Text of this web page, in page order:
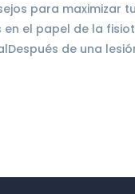
para maximizar
el papel de la
de una